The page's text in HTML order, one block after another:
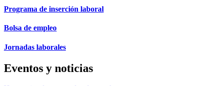
Programa de inserción laboral
Bolsa de empleo
Jornadas laborales
Eventos y noticias